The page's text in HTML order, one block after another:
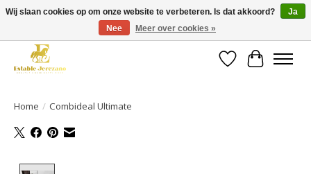
Gratis verzending vanaf €49 op een groot deel van ons assortiment
Verlanglijst
Home / Combideal Ultimate
Wij slaan cookies op om onze website te verbeteren. Is dat akkoord?
Ja
Nee
Meer over cookies »